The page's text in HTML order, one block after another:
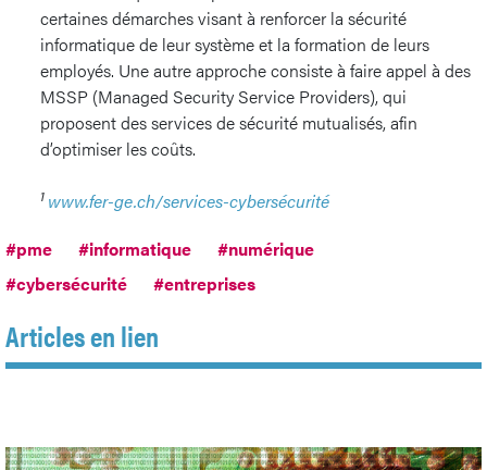
certaines démarches visant à renforcer la sécurité
informatique de leur système et la formation de leurs
employés. Une autre approche consiste à faire appel à des
MSSP (Managed Security Service Providers), qui
proposent des services de sécurité mutualisés, afin
d’optimiser les coûts.
1 www.fer-ge.ch/services-cybersécurité
#pme
#informatique
#numérique
#cybersécurité
#entreprises
Articles en lien